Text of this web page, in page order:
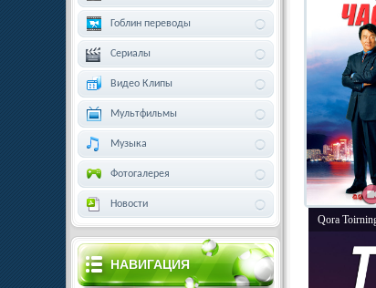
Qora
Гоблин переводы
Сериалы
Видео Клипы
Мультфильмы
Музыка
Фотогалерея
Новости
НАВИГАЦИЯ